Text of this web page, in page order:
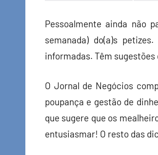
Finanças
Pessoalmente ainda não
semanada) do(a)s
informadas. Têm
O Jornal de Negócios
poupança e gestão de
que sugere que os
entusiasmar! O resto das